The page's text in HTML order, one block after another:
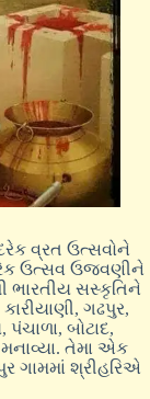
વ્રત ઉત્સવોને
ઉત્સવ ઉજવણીને
ભારતીય સસ્કૃતિને
ગઢપુર,
બોટાદ,
મનાવ્યા. તેમા એક
શ્રીહરિએ